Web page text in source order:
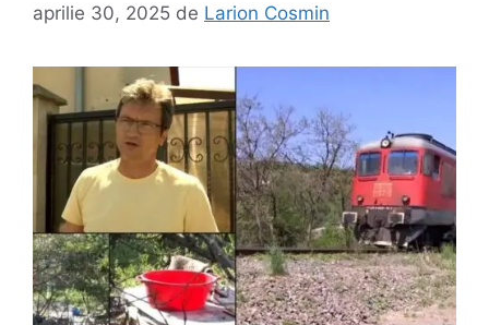
aprilie 30, 2025 de Larion Cosmin